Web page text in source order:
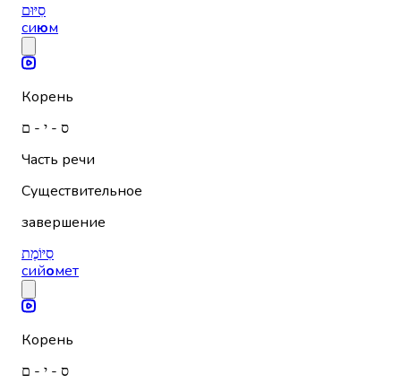
סִיּוּם
сиюм
Корень
ס - י - ם
Часть речи
Существительное
завершение
סִיּוֹמֶת
сийомет
Корень
ס - י - ם